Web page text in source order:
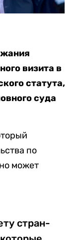
визита в
статута,
суда
по
может
стран-